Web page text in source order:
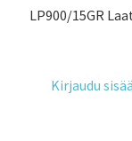
LP900/15GR
Kirjaudu